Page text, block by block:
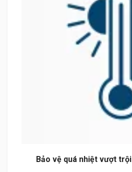
Bảo vệ quá nhiệt vượt trội